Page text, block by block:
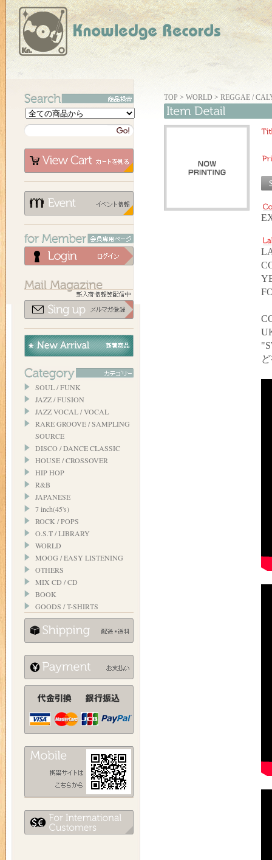
SOUL / FUNK
JAZZ / FUSION
JAZZ VOCAL / VOCAL
RARE GROOVE / SAMPLING
SOURCE
DISCO / DANCE CLASSIC
HOUSE / CROSSOVER
HIP HOP
R&B
JAPANESE
7 inch(45's)
ROCK / POPS
O.S.T / LIBRARY
WORLD
MOOG / EASY LISTENING
OTHERS
MIX CD / CD
BOOK
GOODS / T-SHIRTS
TOP > WORLD > REGGAE /